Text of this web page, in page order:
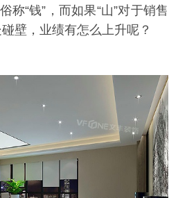
称“钱”，而如果“山”对于销售
壁，业绩有怎么上升呢？